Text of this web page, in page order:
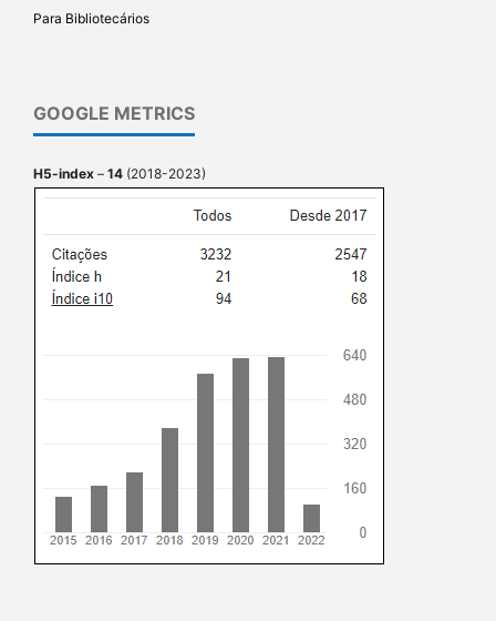
Para Bibliotecários
GOOGLE METRICS
H5-index – 14 (2018-2023)